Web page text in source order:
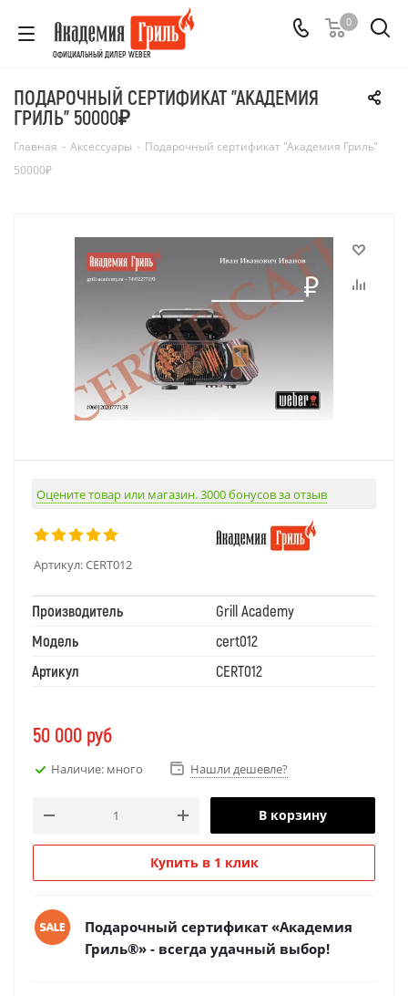
ОФИЦИАЛЬНЫЙ ДИЛЕР WEBER
0
ПОДАРОЧНЫЙ СЕРТИФИКАТ "АКАДЕМИЯ
ГРИЛЬ" 50000₽
Главная - Аксессуары - Подарочный сертификат "Академия Гриль"
50000₽
Оцените товар или магазин. 3000 бонусов за отзыв
Артикул:CERT012
Производитель
Grill Academy
Модель
cert012
Артикул
CERT012
50 000 руб
Наличие: много Нашли дешевле?
В корзину
Купить в 1 клик
Подарочный сертификат «Академия
Гриль®» - всегда удачный выбор!